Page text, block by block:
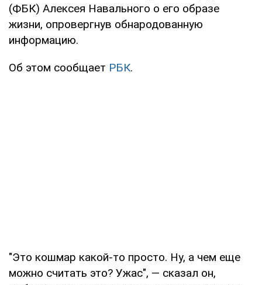
(ФБК) Алексея Навального о его образе
жизни, опровергнув обнародованную
информацию.
Об этом сообщает РБК.
"Это кошмар какой-то просто. Ну, а чем еще
можно считать это? Ужас", — сказал он,